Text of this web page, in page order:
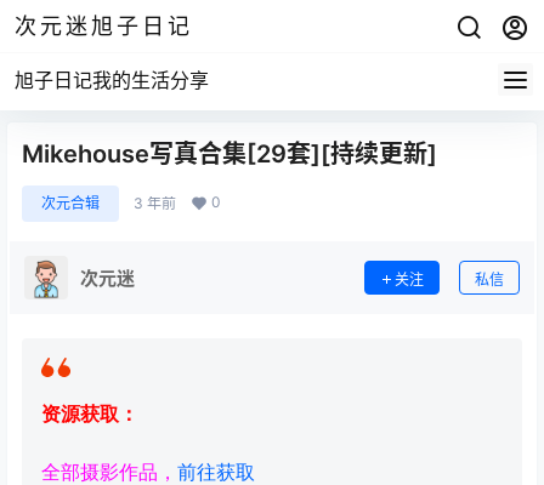
次元迷旭子日记
旭子日记我的生活分享
Mikehouse写真合集[29套][持续更新]
次元合辑 3 年前 0
次元迷 关注 私信
资源获取：
全部摄影作品， 前往获取